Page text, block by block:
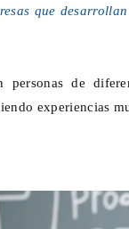
que
personas de
experiencias